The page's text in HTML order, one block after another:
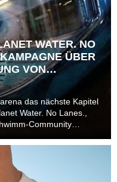
WATER. NO
ÜBER
VON
das nächste Kapitel
Water. No Lanes.,
Community